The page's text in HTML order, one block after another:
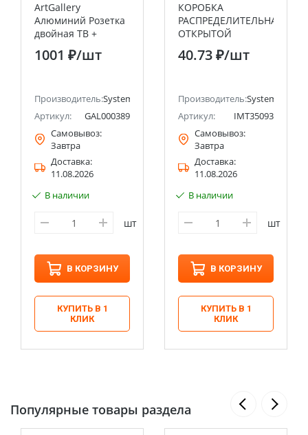
(ранее Schneider Electric)
ArtGallery
Алюминий Розетка
двойная ТВ +
компьютерная RJ45,
кат. 5Е Systeme
1001 ₽/шт
Производитель:Systeme Electric (ранее Schneider Electric)
Артикул:
GAL000389
Самовывоз:
Завтра
Доставка:
11.08.2026
В наличии
шт
В КОРЗИНУ
КУПИТЬ В 1
КЛИК
КОРОБКА
РАСПРЕДЕЛИТЕЛЬНАЯ
ОТКРЫТОЙ
УСТАНОВКИ 65X40
Systeme Electric
40.73 ₽/шт
Производитель:Systeme
Артикул:
IMT35093
Самовывоз:
Завтра
Доставка:
11.08.2026
В наличии
шт
В КОРЗИНУ
КУПИТЬ В 1
КЛИК
Популярные товары раздела